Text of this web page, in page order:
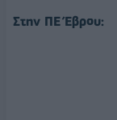
Στην ΠΕ Έβρου: